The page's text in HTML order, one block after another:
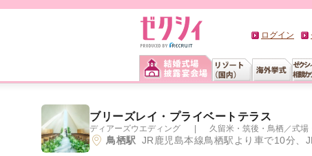
ログイン
ブリーズレイ・プライベートテラス
ディアーズウエディング 久留米・筑後・鳥栖 ／式場
鳥栖駅 JR鹿児島本線鳥栖駅より車で10分、